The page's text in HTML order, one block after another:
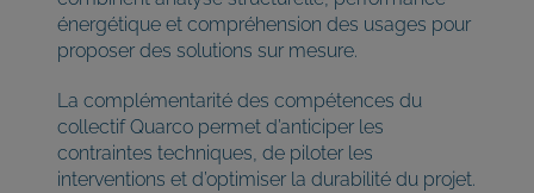
énergétique et compréhension des usages pour
proposer des solutions sur mesure.
La complémentarité des compétences du
collectif Quarco permet d’anticiper les
contraintes techniques, de piloter les
interventions et d’optimiser la durabilité du projet.